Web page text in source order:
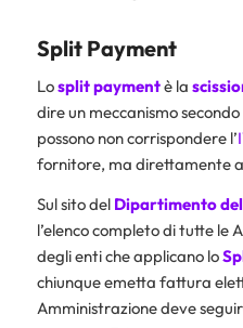
Split Payment
Losplit paymentè la
dire un meccanismo
possono non corrispondere l’
fornitore, ma direttamente
Sul sito del Dipartimento
l’elenco completo di tutte le
degli enti che applicano lo
chiunque emetta fattura
Amministrazione deve